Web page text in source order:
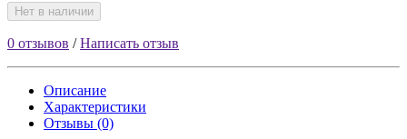
Нет в наличии
0 отзывов /Написать отзыв
Описание
Характеристики
Отзывы (0)